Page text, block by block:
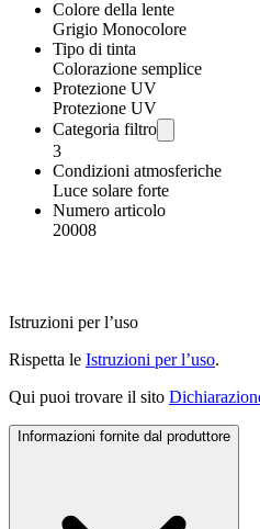
Colore della lente
Grigio Monocolore
Tipo di tinta
Colorazione semplice
Protezione UV
Protezione UV
Categoria filtro
3
Condizioni atmosferiche
Luce solare forte
Numero articolo
20008
Istruzioni per l’uso
Rispetta le Istruzioni per l’uso.
Qui puoi trovare il sito
Informazioni fornite dal produttore